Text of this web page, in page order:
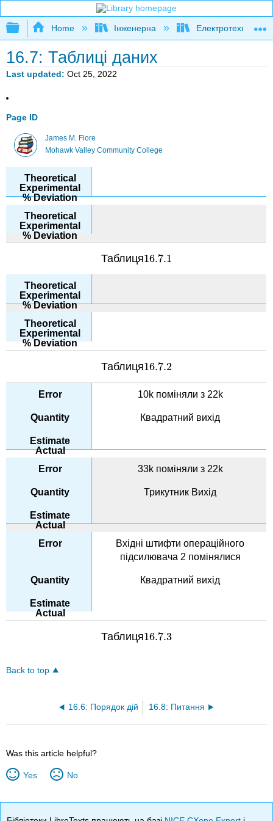
Expand/collapse global hierarchy
Home Інженерна Електротехніка
16.7: Таблиці даних
Last updated Oct 25, 2022
Page ID
James M. Fiore
Mohawk Valley Community College
Таблиця16.7.1
16.7.1
Таблиця16.7.2
16.7.2
10k поміняли з 22k
Квадратний вихід
33k поміняли з 22k
Трикутник Вихід
Вхідні штифти операційного
підсилювача 2 помінялися
Квадратний вихід
Таблиця16.7.3
16.7.3
Back to top
16.6: Порядок дій 16.8: Питання
Was this article helpful?
Yes No